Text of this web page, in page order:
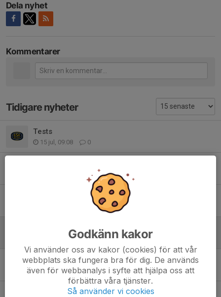
Dela nyhet
Kommentarer
Tidigare nyheter
Tests
15 jul, 09:08 0
0
Cafeteria söndag
0
Cafeteria lördag
21 mar, 09:27 0
Cafeteria fredag
21 mar, 09:27 0
Bemanning helgen 27-29/3
Godkänn kakor
Vi använder oss av kakor (cookies) för att vår
webbplats ska fungera bra för dig. De används
även för webbanalys i syfte att hjälpa oss att
förbättra våra tjänster.
Så använder vi cookies